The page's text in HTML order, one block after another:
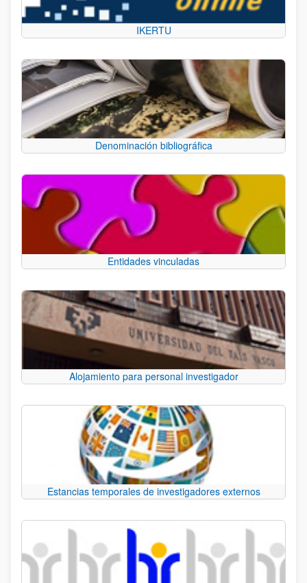
IKERTU
Denominación bibliográfica
Entidades vinculadas
Alojamiento para personal investigador
Estancias temporales de investigadores externos